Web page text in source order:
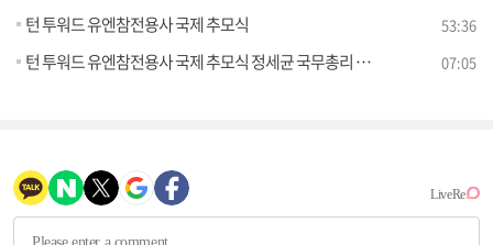
턴 투워드 유엔참전용사 국제 추모식 53:36
턴 투워드 유엔참전용사 국제 추모식 정세균 국무총리 기념사 07:05